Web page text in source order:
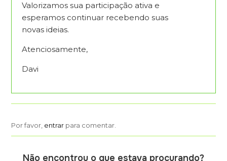
Valorizamos sua participação ativa e
esperamos continuar recebendo suas
novas ideias.
Atenciosamente,
Davi
Por favor, entrar para comentar.
Não encontrou o que estava procurando?